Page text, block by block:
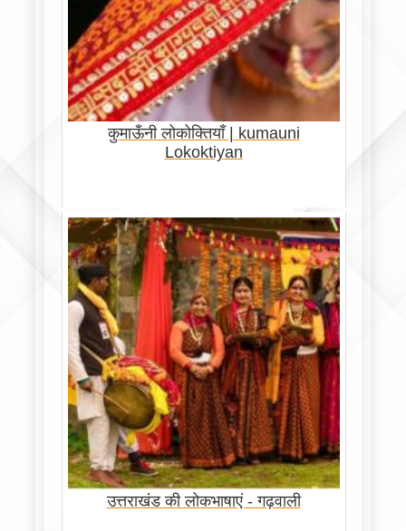
कुमाऊँनी लोकोक्तियाँ | kumauni
Lokoktiyan
उत्तराखंड की लोकभाषाएं - गढ़वाली